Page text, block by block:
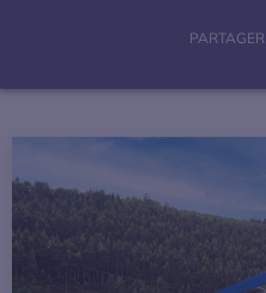
Baromètres
Espace presse
PARTAGER